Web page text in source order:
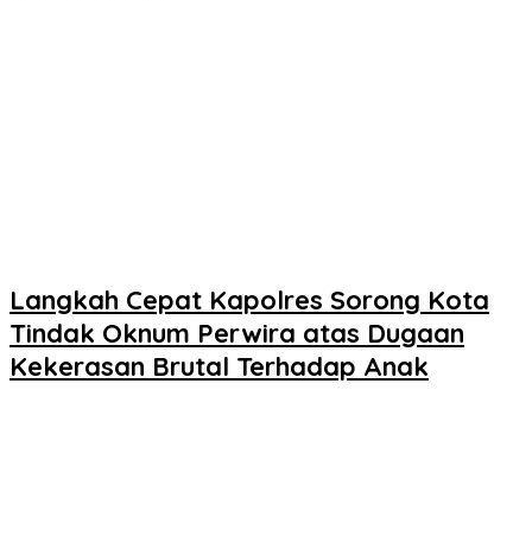
Langkah Cepat Kapolres Sorong Kota
Tindak Oknum Perwira atas Dugaan
Kekerasan Brutal Terhadap Anak